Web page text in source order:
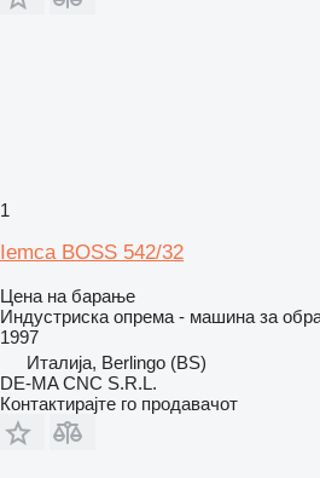
1
Iemca BOSS 542/32
Цена на барање
Индустриска опрема - машина за
1997
Италија, Berlingo (BS)
DE-MA CNC S.R.L.
Контактирајте го продавачот